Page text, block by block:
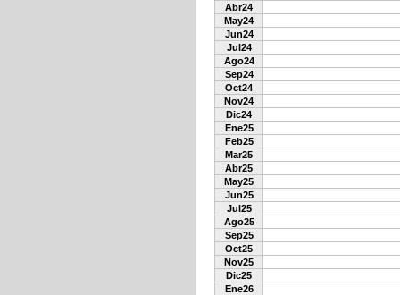
Abr24
May24
Jun24
Jul24
Ago24
Sep24
Oct24
Nov24
Dic24
Ene25
Feb25
Mar25
Abr25
May25
Jun25
Jul25
Ago25
Sep25
Oct25
Nov25
Dic25
Ene26